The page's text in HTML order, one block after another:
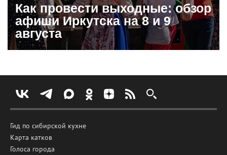
Как провести выходные: обзор
афиши Иркутска на 8 и 9
августа
Гид по сибирской кухне
Карта катков
Голоса города